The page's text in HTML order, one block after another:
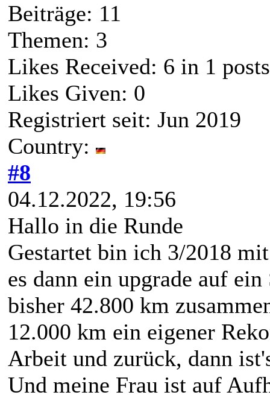
Beiträge: 11
Themen: 3
Likes Received: 6 in 1 posts
Likes Given: 0
Registriert seit: Jun 2019
Country:
#8
04.12.2022, 19:56
Hallo in die Runde
Gestartet bin ich 3/2018
es dann ein upgrade auf
bisher 42.800 km
12.000 km ein eigener
Arbeit und zurück, dann
Und meine Frau ist auf